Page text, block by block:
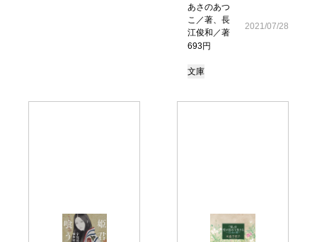
あさのあつ
こ／著、長
江俊和／著
693円
2021/07/28
文庫